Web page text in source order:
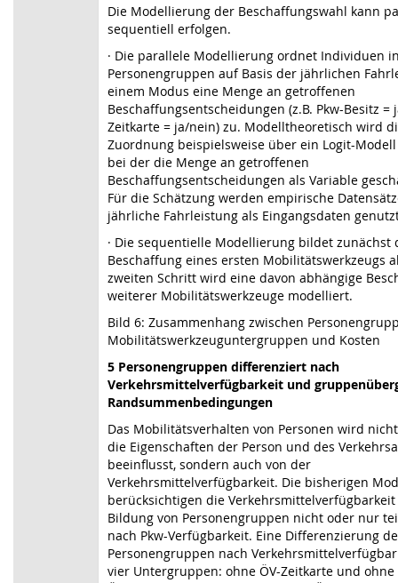
Die Modellierung der Beschaffungswahl kann
sequentiell erfolgen.
· Die parallele Modellierung ordnet Individuen
Personengruppen auf Basis der jährlichen
einem Modus eine Menge an getroffenen
Beschaffungsentscheidungen (z.B. Pkw-Besitz =
Zeitkarte = ja/nein) zu. Modelltheoretisch wird
Zuordnung beispielsweise über ein Logit-
bei der die Menge an getroffenen
Beschaffungsentscheidungen als Variable
Für die Schätzung werden empirische
jährliche Fahrleistung als Eingangsdaten
· Die sequentielle Modellierung bildet zunächst
Beschaffung eines ersten Mobilitätswerkzeugs
zweiten Schritt wird eine davon abhängige
weiterer Mobilitätswerkzeuge modelliert.
Bild 6: Zusammenhang zwischen
Mobilitätswerkzeuguntergruppen und Kosten
5 Personengruppen differenziert nach
Verkehrsmittelverfügbarkeit und
Randsummenbedingungen
Das Mobilitätsverhalten von Personen wird
die Eigenschaften der Person und des
beeinflusst, sondern auch von der
Verkehrsmittelverfügbarkeit. Die bisherigen
berücksichtigen die
Bildung von Personengruppen nicht oder nur
nach Pkw-Verfügbarkeit. Eine Differenzierung
Personengruppen nach
vier Untergruppen: ohne ÖV-Zeitkarte und ohne